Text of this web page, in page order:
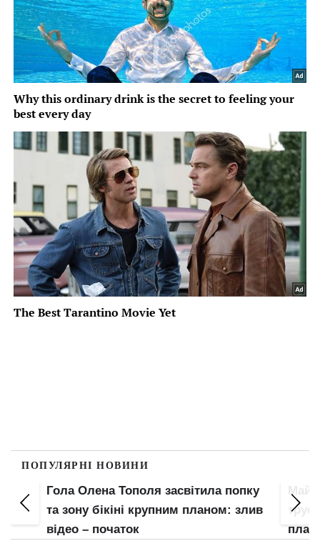
ПОПУЛЯРНІ НОВИНИ
Гола Олена Тополя засвітила попку
та зону бікіні крупним планом: злив
відео – початок